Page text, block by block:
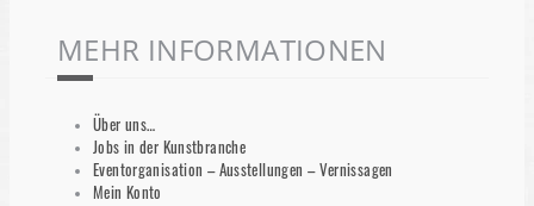
MEHR INFORMATIONEN
Über uns…
Jobs in der Kunstbranche
Eventorganisation – Ausstellungen – Vernissagen
Mein Konto